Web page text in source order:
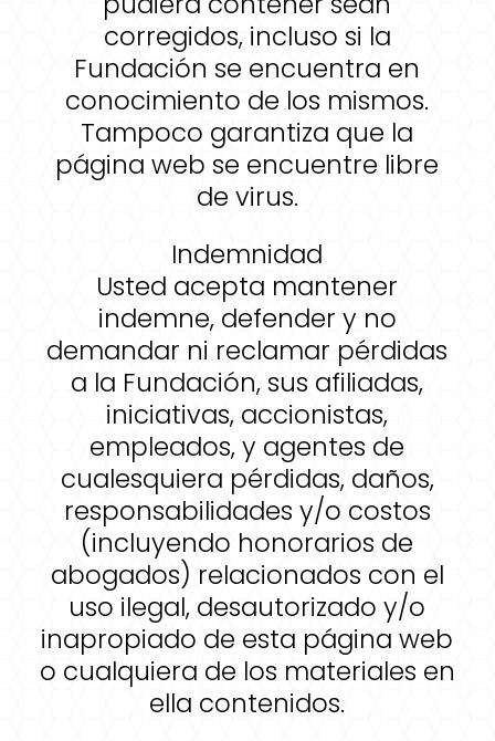
corregidos, incluso si la
Fundación se encuentra en
conocimiento de los mismos.
Tampoco garantiza que la
página web se encuentre libre
de virus.
Indemnidad
Usted acepta mantener
indemne, defender y no
demandar ni reclamar pérdidas
a la Fundación, sus afiliadas,
iniciativas, accionistas,
empleados, y agentes de
cualesquiera pérdidas, daños,
responsabilidades y/o costos
(incluyendo honorarios de
abogados) relacionados con el
uso ilegal, desautorizado y/o
inapropiado de esta página web
o cualquiera de los materiales en
ella contenidos.